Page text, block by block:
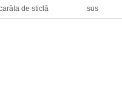
de sticlă sus